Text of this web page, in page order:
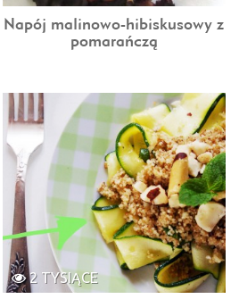
Napój malinowo-hibiskusowy z
pomarańczą
2 TYSIĄCE